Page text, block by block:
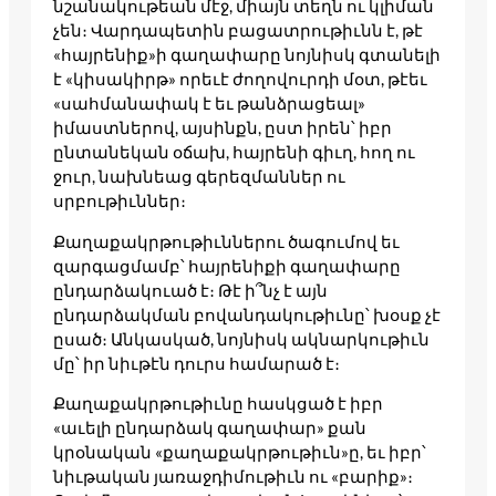
նշանակութեան մէջ, միայն տեղն ու կլիման
չեն։ Վարդապետին բացատրութիւնն է, թէ
«հայրենիք»ի գաղափարը նոյնիսկ գտանելի
է «կիսակիրթ» որեւէ ժողովուրդի մօտ, թէեւ
«սահմանափակ է եւ թանձրացեալ»
իմաստներով, այսինքն, ըստ իրեն՝ իբր
ընտանեկան օճախ, հայրենի գիւղ, հող ու
ջուր, նախնեաց գերեզմաններ ու
սրբութիւններ։
Քաղաքակրթութիւններու ծագումով եւ
զարգացմամբ՝ հայրենիքի գաղափարը
ընդարձակուած է։ Թէ ի՞նչ է այն
ընդարձակման բովանդակութիւնը՝ խօսք չէ
ըսած։ Անկասկած, նոյնիսկ ակնարկութիւն
մը՝ իր նիւթէն դուրս համարած է։
Քաղաքակրթութիւնը հասկցած է իբր
«աւելի ընդարձակ գաղափար» քան
կրօնական «քաղաքակրթութիւն»ը, եւ իբր՝
նիւթական յառաջդիմութիւն ու «բարիք»։